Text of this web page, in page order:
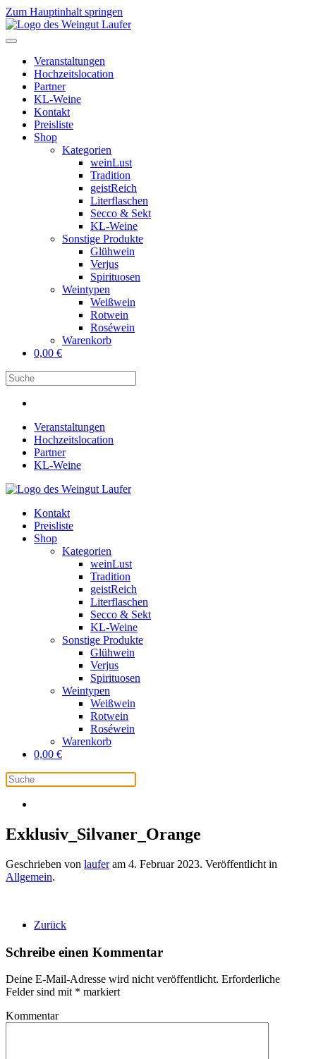
Zum Hauptinhalt springen
Veranstaltungen
Hochzeitslocation
Partner
KL-Weine
Kontakt
Preisliste
Shop
Kategorien
weinLust
Tradition
geistReich
Literflaschen
Secco & Sekt
KL-Weine
Sonstige Produkte
Glühwein
Verjus
Spirituosen
Weintypen
Weißwein
Rotwein
Roséwein
Warenkorb
0,00 €
Veranstaltungen
Hochzeitslocation
Partner
KL-Weine
Kontakt
Preisliste
Shop
Kategorien
weinLust
Tradition
geistReich
Literflaschen
Secco & Sekt
KL-Weine
Sonstige Produkte
Glühwein
Verjus
Spirituosen
Weintypen
Weißwein
Rotwein
Roséwein
Warenkorb
0,00 €
Exklusiv_Silvaner_Orange
Geschrieben von lauferam 4. Februar 2023. Veröffentlicht in
Allgemein.
Zurück
Schreibe einen Kommentar
Deine E-Mail-Adresse wird nicht veröffentlicht. Erforderliche
Felder sind mit * markiert
Kommentar